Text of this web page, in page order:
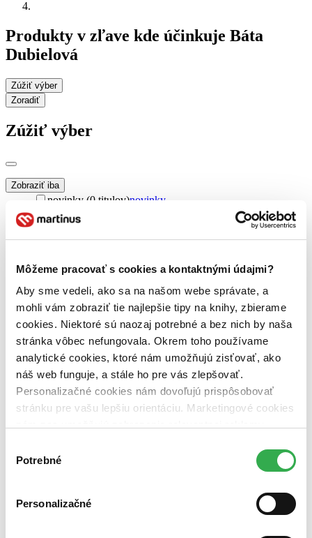
Môžeme pracovať s cookies a kontaktnými údajmi?
Aby sme vedeli, ako sa na našom webe správate, a
mohli vám zobraziť tie najlepšie tipy na knihy, zbierame
cookies. Niektoré sú naozaj potrebné a bez nich by naša
stránka vôbec nefungovala. Okrem toho používame
analytické cookies, ktoré nám umožňujú zisťovať, ako
náš web funguje, a stále ho pre vás zlepšovať.
Personalizačné cookies nám dovoľujú prispôsobovať
stránku pre vašu lepšiu orientáciu. Marketingové cookies
nám pomohlo, keby sme mohli používať všetky tieto
súhlasu
Potrebné
Personalizačné
Produkty v zľave kde účinkuje Báta
Dubielová
Zúžiť výber
Zoradiť
Zúžiť výber
Zobraziť iba
novinky (0 titulov)novinky
zľavnené tituly (0 titulov)
Dostupnosť
predpredaj (0 titulov)predpredaj
dostupná (bez vypredaných) (0 titulov)dostupná (bez
vypredaných)
nová (0 titulov)nová
čítaná (0 titulov)čítaná
čítaná - výborný stav (0 titulov)čítaná - výborný stav
čítaná - mierne opotrebovaná (0 titulov)čítaná - mierne
opotrebovaná
čítané verzie vypredaných kníh (0 titulov)čítané verzie
vypredaných kníh